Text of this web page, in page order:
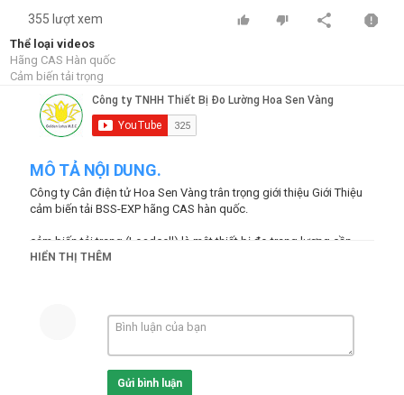
355 lượt xem
Thể loại videos
Hãng CAS Hàn quốc
Cảm biến tải trọng
MÔ TẢ NỘI DUNG.
Công ty Cân điện tử Hoa Sen Vàng trân trọng giới thiệu Giới Thiệu
cảm biến tải BSS-EXP hãng CAS hàn quốc.
cảm biến tải trọng (Loadcell) là một thiết bị đo trọng lượng cần
thiết cho cân điện tử hiển thị trọng lượng bằng chữ số. Loadcell là
Khái niệm “strain gage”: cấu trúc có thể biến dạng đàn hồi khi chịu
cảm biến tải Loadcell thường được sử dụng để cảm ứng các lực
lớn, tĩnh hay các lực biến thiên chậm. Một số trường hợp loadcell
HIỂN THỊ THÊM
Gửi bình luận